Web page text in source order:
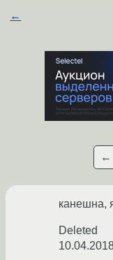
←
←
канешна,
Deleted